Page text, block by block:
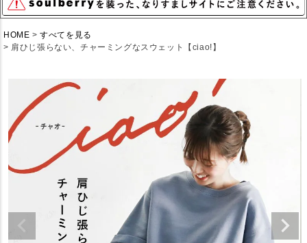
HOME
すべてを見る
肩ひじ張らない、チャーミングなスウェット【ciao!】